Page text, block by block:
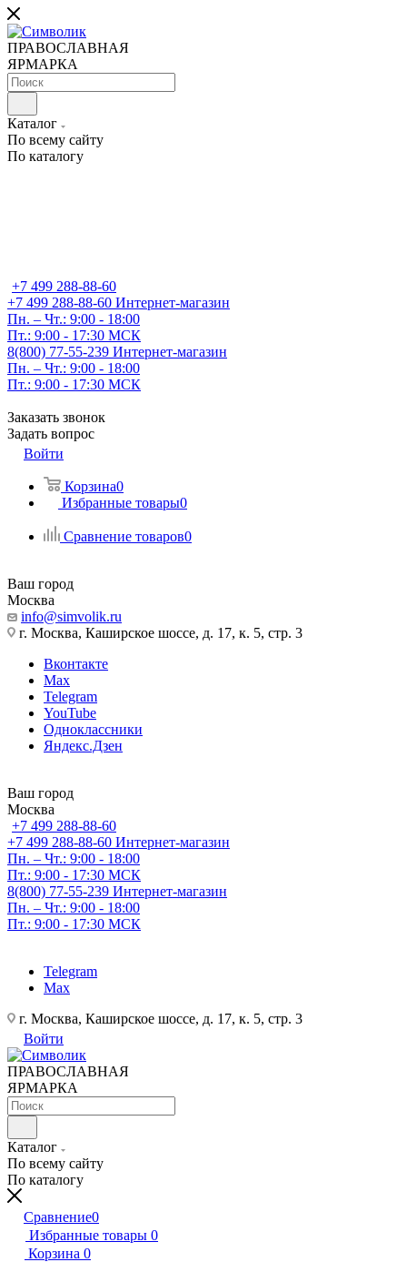
ПРАВОСЛАВНАЯ
ЯРМАРКА
Каталог
По всему сайту
По каталогу
+7 499 288-88-60
+7 499 288-88-60 Интернет-магазин
Пн. – Чт.: 9:00 - 18:00
Пт.: 9:00 - 17:30 МСК
8(800) 77-55-239 Интернет-магазин
Пн. – Чт.: 9:00 - 18:00
Пт.: 9:00 - 17:30 МСК
Заказать звонок
Задать вопрос
Войти
Корзина0
Избранные товары0
Сравнение товаров0
Ваш город
Москва
info@simvolik.ru
г. Москва, Каширское шоссе, д. 17, к. 5, стр. 3
Вконтакте
Max
Telegram
YouTube
Одноклассники
Яндекс.Дзен
Ваш город
Москва
+7 499 288-88-60
+7 499 288-88-60 Интернет-магазин
Пн. – Чт.: 9:00 - 18:00
Пт.: 9:00 - 17:30 МСК
8(800) 77-55-239 Интернет-магазин
Пн. – Чт.: 9:00 - 18:00
Пт.: 9:00 - 17:30 МСК
Telegram
Max
г. Москва, Каширское шоссе, д. 17, к. 5, стр. 3
Войти
ПРАВОСЛАВНАЯ
ЯРМАРКА
Каталог
По всему сайту
По каталогу
Сравнение0
Избранные товары 0
Корзина 0